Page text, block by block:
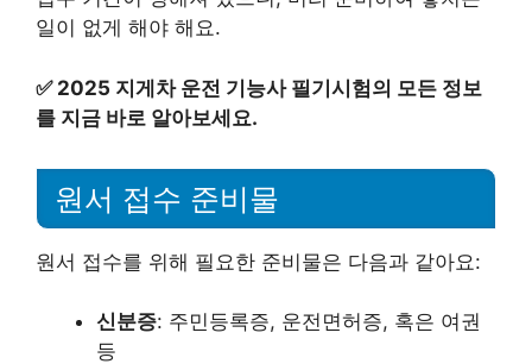
일이 없게 해야 해요.
✅ 2025 지게차 운전 기능사 필기시험의 모든 정보
를 지금 바로 알아보세요.
원서 접수 준비물
원서 접수를 위해 필요한 준비물은 다음과 같아요:
신분증: 주민등록증, 운전면허증, 혹은 여권
등